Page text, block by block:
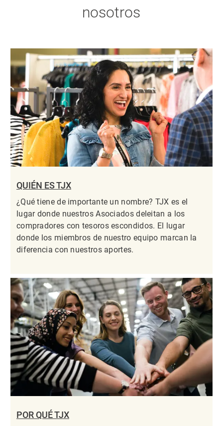
nosotros
QUIÉN ES TJX
¿Qué tiene de importante un nombre? TJX es el
lugar donde nuestros Asociados deleitan a los
compradores con tesoros escondidos. El lugar
donde los miembros de nuestro equipo marcan la
diferencia con nuestros aportes.
POR QUÉ TJX